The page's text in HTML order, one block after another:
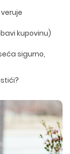
kupovinu)
sigurno,